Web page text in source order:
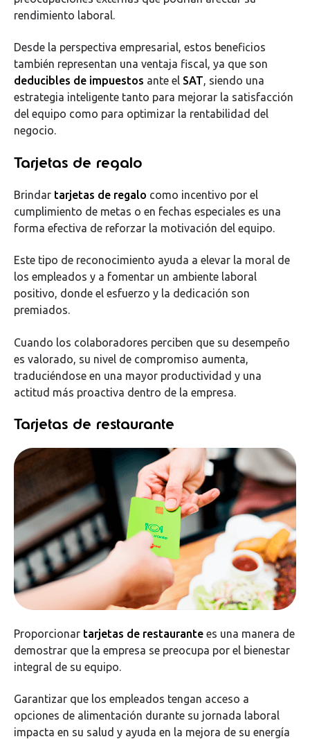
rendimiento laboral.
Desde la perspectiva empresarial, estos beneficios
también representan una ventaja fiscal, ya que son
deducibles de impuestos ante el SAT, siendo una
estrategia inteligente tanto para mejorar la satisfacción
del equipo como para optimizar la rentabilidad del
negocio.
Tarjetas de regalo
Brindar tarjetas de regalo como incentivo por el
cumplimiento de metas o en fechas especiales es una
forma efectiva de reforzar la motivación del equipo.
Este tipo de reconocimiento ayuda a elevar la moral de
los empleados y a fomentar un ambiente laboral
positivo, donde el esfuerzo y la dedicación son
premiados.
Cuando los colaboradores perciben que su desempeño
es valorado, su nivel de compromiso aumenta,
traduciéndose en una mayor productividad y una
actitud más proactiva dentro de la empresa.
Tarjetas de restaurante
Proporcionar tarjetas de restaurante es una manera de
demostrar que la empresa se preocupa por el bienestar
integral de su equipo.
Garantizar que los empleados tengan acceso a
opciones de alimentación durante su jornada laboral
impacta en su salud y ayuda en la mejora de su energía